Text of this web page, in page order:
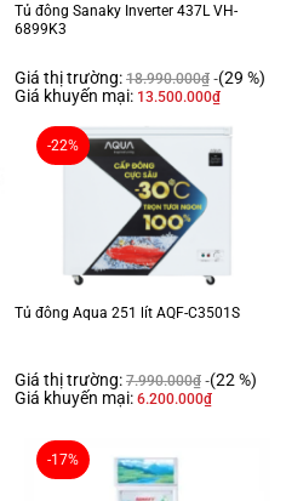
Tủ đông Sanaky Inverter 437L VH-
6899K3
Giá thị trường: 18.990.000₫ (29 %)
Giá khuyến mại: 13.500.000₫
-22%
Tủ đông Aqua 251 lít AQF-C3501S
Giá thị trường: 7.990.000₫ (22 %)
Giá khuyến mại: 6.200.000₫
-17%